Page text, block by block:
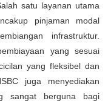
satu layanan utama
pinjaman modal
infrastruktur.
yang sesuai
yang fleksibel dan
juga menyediakan
sangat berguna bagi